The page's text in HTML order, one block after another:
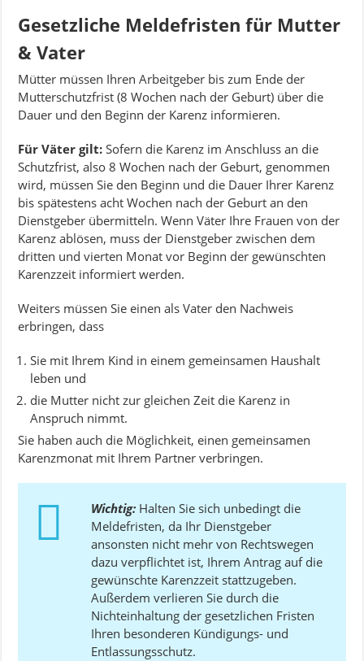
Gesetzliche Meldefristen für Mutter
& Vater
Mütter müssen Ihren Arbeitgeber bis zum Ende der
Mutterschutzfrist (8 Wochen nach der Geburt) über die
Dauer und den Beginn der Karenz informieren.
Für Väter gilt: Sofern die Karenz im Anschluss an die
Schutzfrist, also 8 Wochen nach der Geburt, genommen
wird, müssen Sie den Beginn und die Dauer Ihrer Karenz
bis spätestens acht Wochen nach der Geburt an den
Dienstgeber übermitteln. Wenn Väter Ihre Frauen von der
Karenz ablösen, muss der Dienstgeber zwischen dem
dritten und vierten Monat vor Beginn der gewünschten
Karenzzeit informiert werden.
Weiters müssen Sie einen als Vater den Nachweis
erbringen, dass
Sie mit Ihrem Kind in einem gemeinsamen Haushalt
leben und
die Mutter nicht zur gleichen Zeit die Karenz in
Anspruch nimmt.
Sie haben auch die Möglichkeit, einen gemeinsamen
Karenzmonat mit Ihrem Partner verbringen.
Wichtig: Halten Sie sich unbedingt die
Meldefristen, da Ihr Dienstgeber
ansonsten nicht mehr von Rechtswegen
dazu verpflichtet ist, Ihrem Antrag auf die
gewünschte Karenzzeit stattzugeben.
Außerdem verlieren Sie durch die
Nichteinhaltung der gesetzlichen Fristen
Ihren besonderen Kündigungs- und
Entlassungsschutz.